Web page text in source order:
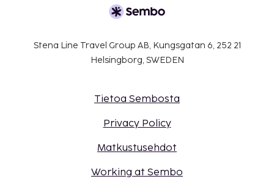
Stena Line Travel Group AB, Kungsgatan 6, 252 21
Helsingborg, SWEDEN
Tietoa Sembosta
Privacy Policy
Matkustusehdot
Working at Sembo